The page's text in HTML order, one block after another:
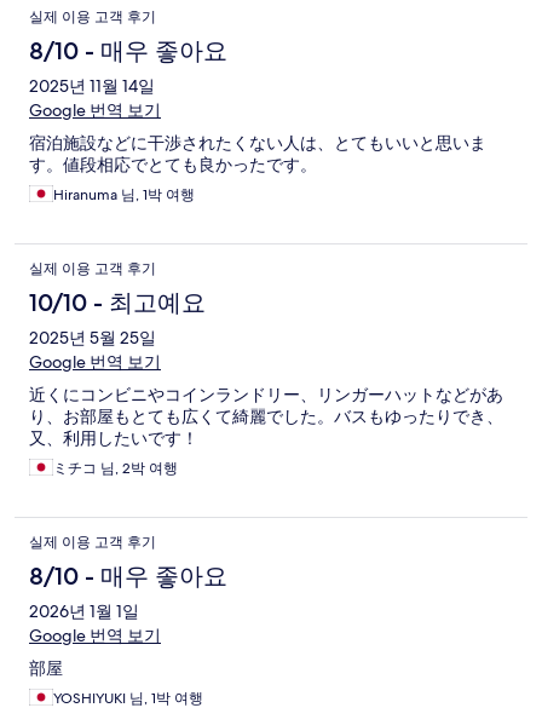
실제 이용 고객 후기
8/10 - 매우 좋아요
2025년 11월 14일
Google 번역 보기
宿泊施設などに干渉されたくない人は、とてもいいと思いま
す。値段相応でとても良かったです。
Hiranuma 님, 1박 여행
실제 이용 고객 후기
10/10 - 최고예요
2025년 5월 25일
Google 번역 보기
近くにコンビニやコインランドリー、リンガーハットなどがあ
り、お部屋もとても広くて綺麗でした。バスもゆったりでき、
又、利用したいです！
ミチコ 님, 2박 여행
실제 이용 고객 후기
8/10 - 매우 좋아요
2026년 1월 1일
Google 번역 보기
部屋
YOSHIYUKI 님, 1박 여행